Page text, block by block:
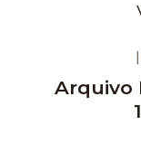
|
Arquivo